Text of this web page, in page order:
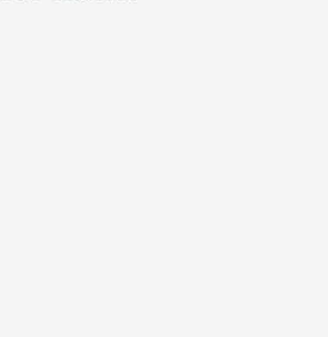
денег», газета «Известия»,